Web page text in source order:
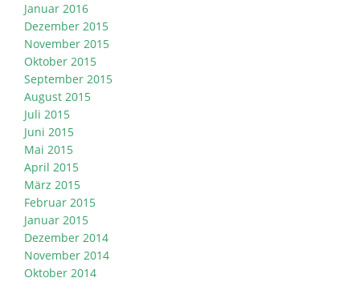
Januar 2016
Dezember 2015
November 2015
Oktober 2015
September 2015
August 2015
Juli 2015
Juni 2015
Mai 2015
April 2015
März 2015
Februar 2015
Januar 2015
Dezember 2014
November 2014
Oktober 2014